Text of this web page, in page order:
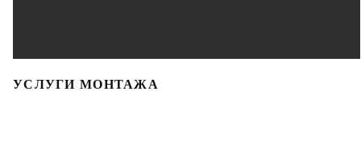
УСЛУГИ МОНТАЖА